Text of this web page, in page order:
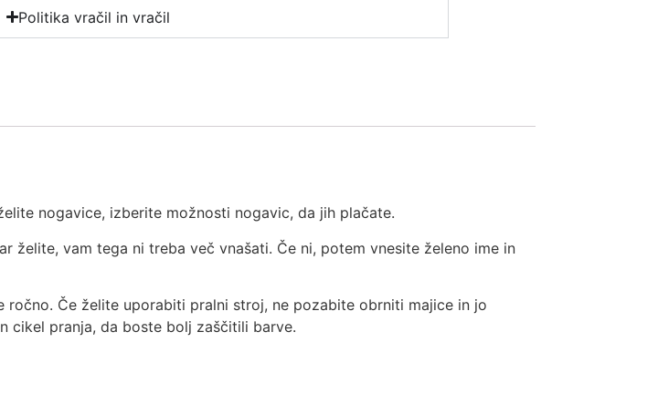
Politika vračil in vračil
nogavice, izberite možnosti nogavic, da jih plačate.
želite, vam tega ni treba več vnašati. Če ni, potem vnesite želeno ime in
Če želite uporabiti pralni stroj, ne pozabite obrniti majice in jo
cikel pranja, da boste bolj zaščitili barve.